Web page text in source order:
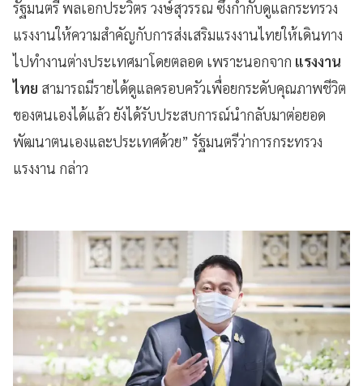
รัฐมนตรี พลเอกประวิตร วงษ์สุวรรณ ซึ่งกำกับดูแลกระทรวง
แรงงานให้ความสำคัญกับการส่งเสริมแรงงานไทยให้เดินทาง
ไปทำงานต่างประเทศมาโดยตลอด เพราะนอกจาก แรงงาน
ไทย สามารถมีรายได้ดูแลครอบครัวเพื่อยกระดับคุณภาพชีวิต
ของตนเองได้แล้ว ยังได้รับประสบการณ์นำกลับมาต่อยอด
พัฒนาตนเองและประเทศด้วย” รัฐมนตรีว่าการกระทรวง
แรงงาน กล่าว